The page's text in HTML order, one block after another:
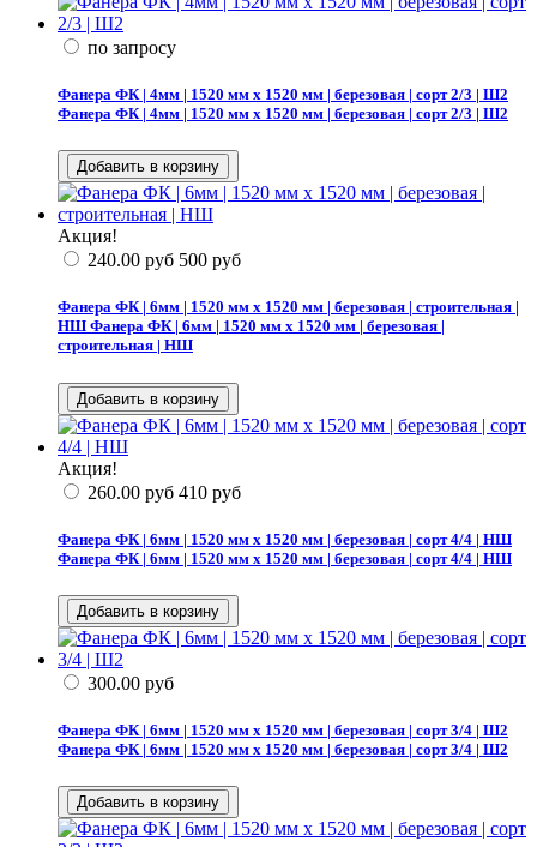
по запросу
Фанера ФК | 4мм | 1520 мм х 1520 мм | березовая | сорт 2/3 | Ш2
Фанера ФК | 4мм | 1520 мм х 1520 мм | березовая | сорт 2/3 | Ш2
Акция!
240.00 руб 500 руб
Фанера ФК | 6мм | 1520 мм х 1520 мм | березовая | строительная |
НШ Фанера ФК | 6мм | 1520 мм х 1520 мм | березовая |
строительная | НШ
Акция!
260.00 руб 410 руб
Фанера ФК | 6мм | 1520 мм х 1520 мм | березовая | сорт 4/4 | НШ
Фанера ФК | 6мм | 1520 мм х 1520 мм | березовая | сорт 4/4 | НШ
300.00 руб
Фанера ФК | 6мм | 1520 мм х 1520 мм | березовая | сорт 3/4 | Ш2
Фанера ФК | 6мм | 1520 мм х 1520 мм | березовая | сорт 3/4 | Ш2